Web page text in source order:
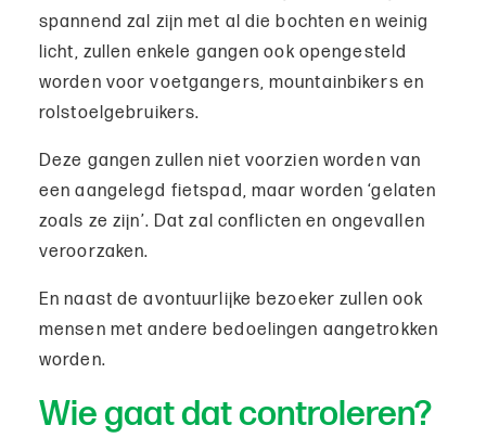
spannend zal zijn met al die bochten en weinig
licht, zullen enkele gangen ook opengesteld
worden voor voetgangers, mountainbikers en
rolstoelgebruikers.
Deze gangen zullen niet voorzien worden van
een aangelegd fietspad, maar worden ‘gelaten
zoals ze zijn’. Dat zal conflicten en ongevallen
veroorzaken.
En naast de avontuurlijke bezoeker zullen ook
mensen met andere bedoelingen aangetrokken
worden.
Wie gaat dat controleren?